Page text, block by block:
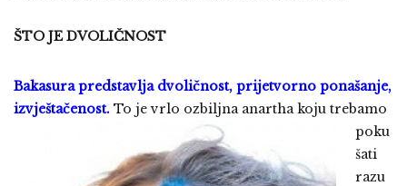
ŠTO JE DVOLIČNOST
Bakasura predstavlja dvoličnost, prijetvorno ponašanje,
izvještačenost. To je vrlo ozbiljna anartha koju trebamo
poku
šati
razu